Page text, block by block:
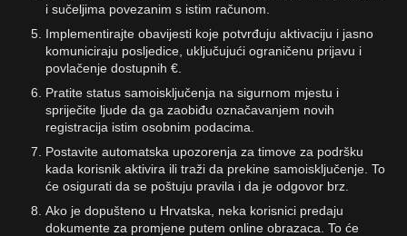
i sučeljima povezanim s istim računom.
Implementirajte obavijesti koje potvrđuju aktivaciju i jasno
komuniciraju posljedice, uključujući ograničenu prijavu i
povlačenje dostupnih €.
Pratite status samoisključenja na sigurnom mjestu i
spriječite ljude da ga zaobiđu označavanjem novih
registracija istim osobnim podacima.
Postavite automatska upozorenja za timove za podršku
kada korisnik aktivira ili traži da prekine samoisključenje. To
će osigurati da se poštuju pravila i da je odgovor brz.
Ako je dopušteno u Hrvatska, neka korisnici predaju
dokumente za promjene putem online obrazaca. To će